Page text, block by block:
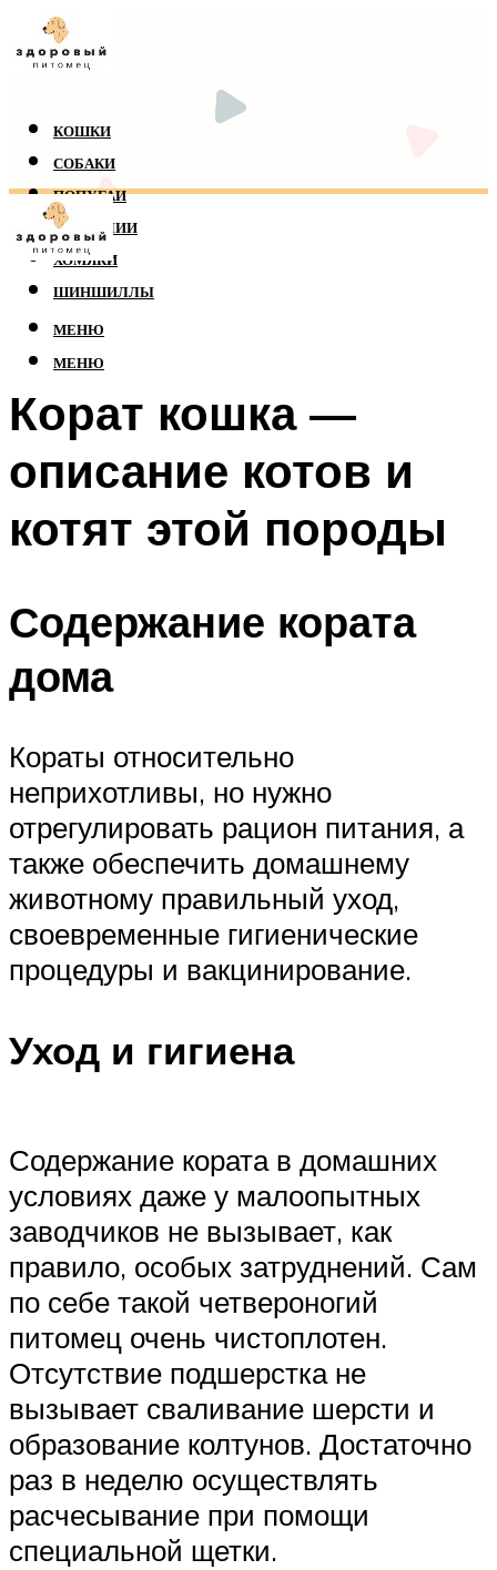
КОШКИ
СОБАКИ
ПОПУГАИ
РЕПТИЛИИ
ХОМЯКИ
ШИНШИЛЛЫ
МЕНЮ
МЕНЮ
Корат кошка —
описание котов и
котят этой породы
Содержание кората
дома
Кораты относительно
неприхотливы, но нужно
отрегулировать рацион питания, а
также обеспечить домашнему
животному правильный уход,
своевременные гигиенические
процедуры и вакцинирование.
Уход и гигиена
Содержание кората в домашних
условиях даже у малоопытных
заводчиков не вызывает, как
правило, особых затруднений. Сам
по себе такой четвероногий
питомец очень чистоплотен.
Отсутствие подшерстка не
вызывает сваливание шерсти и
образование колтунов. Достаточно
раз в неделю осуществлять
расчесывание при помощи
специальной щетки.